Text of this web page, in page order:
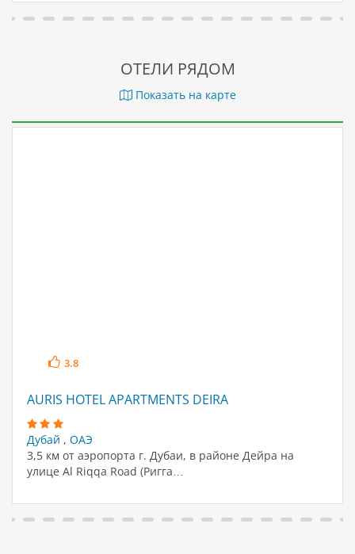
ОТЕЛИ РЯДОМ
Показать на карте
3.8
AURIS HOTEL APARTMENTS DEIRA
Дубай , ОАЭ
3,5 км от аэропорта г. Дубаи, в районе Дейра на
улице Al Riqqa Road (Ригга…